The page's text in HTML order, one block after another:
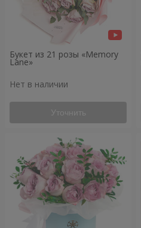
Букет из 21 розы «Memory
Lane»
Нет в наличии
Уточнить